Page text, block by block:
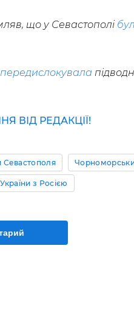
що у Севастополі
передислокувала
ВІД РЕДАКЦІЇ!
Севастополя
з Росією